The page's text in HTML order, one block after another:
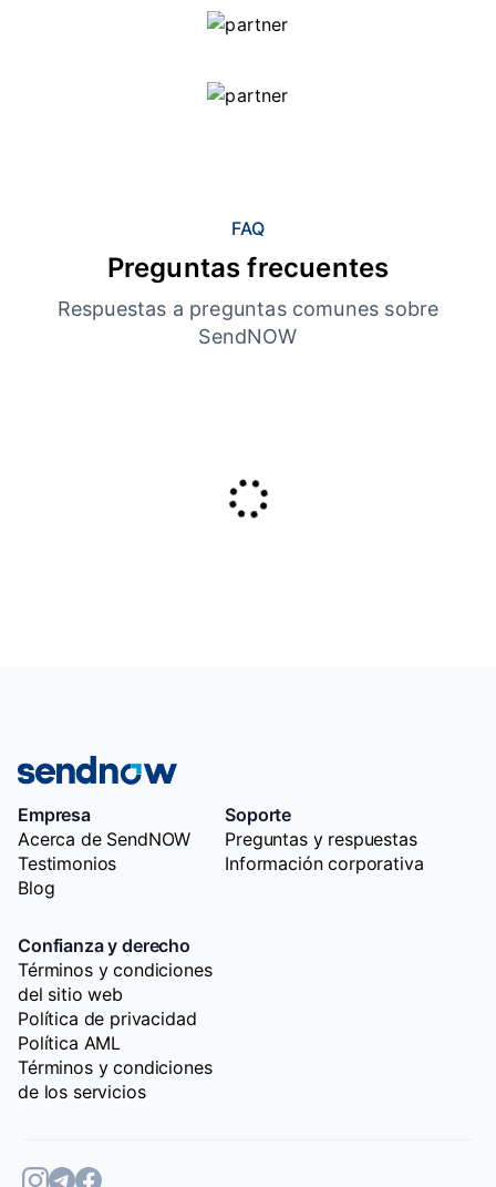
FAQ
Preguntas frecuentes
Respuestas a preguntas comunes sobre
SendNOW
Empresa
Acerca de SendNOW
Testimonios
Blog
Soporte
Preguntas y respuestas
Información corporativa
Confianza y derecho
Términos y condiciones
del sitio web
Política de privacidad
Política AML
Términos y condiciones
de los servicios